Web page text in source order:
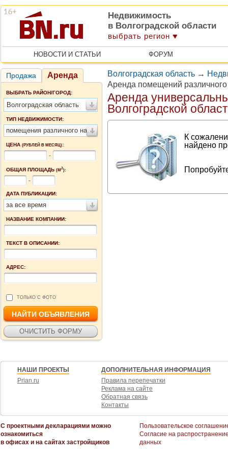
Недвижимость
в Волгоградской области
выбрать регион
НОВОСТИ И СТАТЬИ ФОРУМ
Продажа Аренда
ВЫБРАТЬ РАЙОН/ГОРОД:
Волгоградская область
ТИП НЕДВИЖИМОСТИ:
помещения различного назначения
ЦЕНА (РУБЛЕЙ В МЕСЯЦ):
-
ОБЩАЯ ПЛОЩАДЬ (М2):
-
ДАТА ПУБЛИКАЦИИ:
за все время
НАЗВАНИЕ КОМПАНИИ:
ТЕКСТ В ОПИСАНИИ:
АДРЕС:
ТОЛЬКО С ФОТО
Волгоградская область →
Аренда помещений
Аренда
Волгоградской
К
найдено
НАШИ ПРОЕКТЫ
Prian.ru
ДОПОЛНИТЕЛЬНАЯ ИНФОРМАЦИЯ
Правила перепечатки
Реклама на сайте
Обратная связь
Контакты
С проектными декларациями можно
ознакомиться
в офисах и на сайтах застройщиков
Пользовательское
Согласие на
данных